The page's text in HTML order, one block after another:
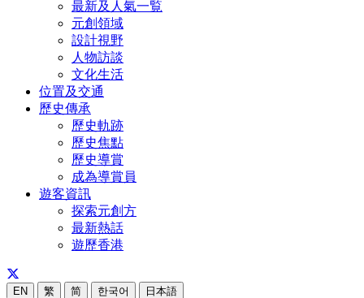
最新及人氣一覧
元創領域
設計視野
人物訪談
文化生活
位置及交通
歷史傳承
歷史軌跡
歷史焦點
歷史導賞
成為導賞員
遊客資訊
探索元創方
最新熱話
遊歷香港
EN 繁 简 한국어 日本語